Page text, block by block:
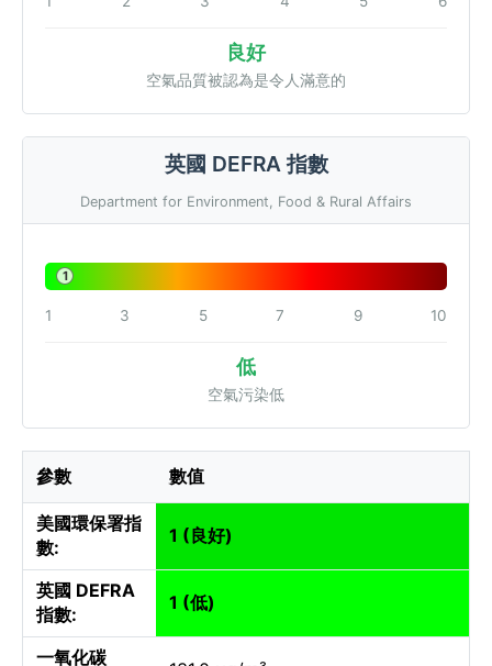
良好
空氣品質被認為是令人滿意的
英國 DEFRA 指數
Department for Environment, Food & Rural Affairs
1
1 3 5 7 9 10
低
空氣污染低
參數 數值
美國環保署指
數:
1 (良好)
英國 DEFRA
指數:
1 (低)
一氧化碳